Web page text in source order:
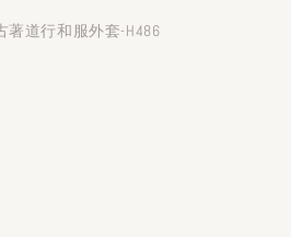
著道行和服外套-H486